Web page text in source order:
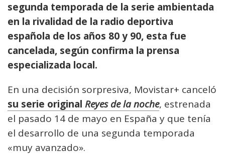
segunda temporada de la serie ambientada
en la rivalidad de la radio deportiva
española de los años 80 y 90, esta fue
cancelada, según confirma la prensa
especializada local.
En una decisión sorpresiva, Movistar+ canceló
su serie original Reyes de la noche, estrenada
el pasado 14 de mayo en España y que tenía
el desarrollo de una segunda temporada
«muy avanzado».